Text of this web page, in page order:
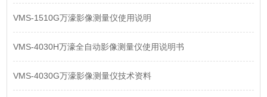
VMS-1510G万濠影像测量仪使用说明
VMS-4030H万濠全自动影像测量仪使用说明书
VMS-4030G万濠影像测量仪技术资料